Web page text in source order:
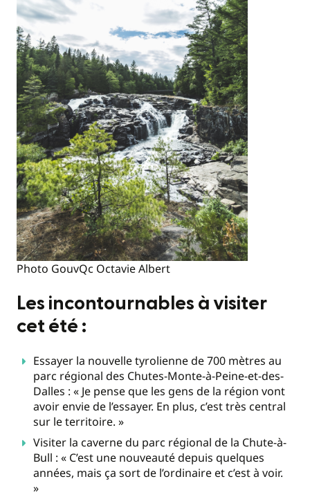
Photo GouvQc Octavie Albert
Les incontournables à visiter
cet été :
Essayer la nouvelle tyrolienne de 700 mètres au
parc régional des Chutes-Monte-à-Peine-et-des-
Dalles : « Je pense que les gens de la région vont
avoir envie de l’essayer. En plus, c’est très central
sur le territoire. »
Visiter la caverne du parc régional de la Chute-à-
Bull : « C’est une nouveauté depuis quelques
années, mais ça sort de l’ordinaire et c’est à voir.
»